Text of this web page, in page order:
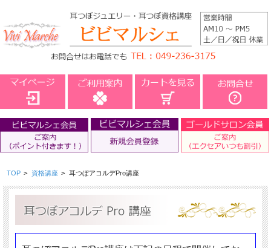
TOP > 資格講座 > 耳つぼアコルデPro講座